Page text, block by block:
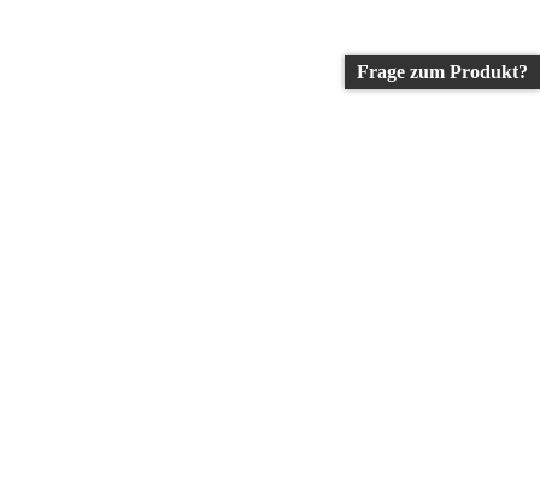
Frage zum Produkt?